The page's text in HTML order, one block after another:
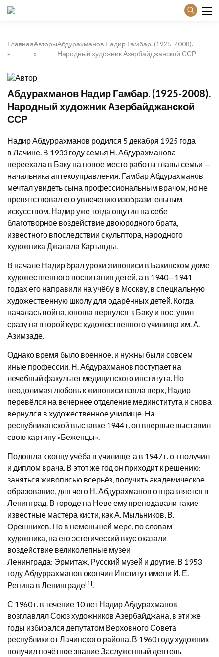
ГлавнаяАвторыАбдурахманов Надир Гамбар. (1925-2008).
Народный художник Азербайджанской ССР
Абдурахманов Надир Гамбар. (1925-2008).
Народный художник Азербайджанской
ССР
Надир Абдуррахманов родился 5 декабря 1925 года
в Лачине. В 1933 году семья Н. Абдурахманова
переехала в Баку на новое место работы главы семьи —
начальника аптекоуправления. Гамбар Абдурахманов
мечтал увидеть сына профессиональным врачом, но не
препятствовал его увлечению изобразительным
искусством. Надир уже тогда ощутил на себе
благотворное воздействие двоюродного брата,
известного впоследствии скульптора, народного
художника Джалала Каръягды.
В начале Надир брал уроки живописи в Бакинском доме
художественного воспитания детей, а в 1940—1941
годах его направили на учёбу в Москву, в специальную
художественную школу для одарённых детей. Когда
началась война, юноша вернулся в Баку и поступил
сразу на второй курс художественного училища им.А.
Азимзаде.
Однако время было военное, и нужны были совсем
иные профессии. Н. Абдурахманов поступает на
лечебный факультет медицинского института. Но
неодолимая любовь к живописи взяла верх, Надир
перевёлся на вечернее отделение мединститута и снова
вернулся в художественное училище. На
республиканской выставке 1944 г. он впервые выставил
свою картину «Беженцы».
Подошла к концу учёба в училище, а в 1947 г. он получил
и диплом врача. В этот же год он приходит к решению:
заняться живописью всерьёз, получить академическое
образование, для чего Н. Абдурахманов отправляется в
Ленинград. В городе на Неве ему преподавали такие
известные мастера кисти, какА. Мыльников, В.
Орешников. Но в неменьшей мере, по словам
художника, на его эстетический вкус оказали
воздействие великолепные музеи
Ленинграда: Эрмитаж, Русский музей и другие. В 1953
году Абдуррахманов окончил Институт имени И. Е.
Репина в Ленинграде[1].
С 1960г. в течение 10 лет Надир Абдурахманов
возглавлялСоюз художников Азербайджана, в эти же
годы избирался депутатом Верховного Совета
республики от Лачинского района. В 1960 году художник
получил почётное званиеЗаслуженный деятель